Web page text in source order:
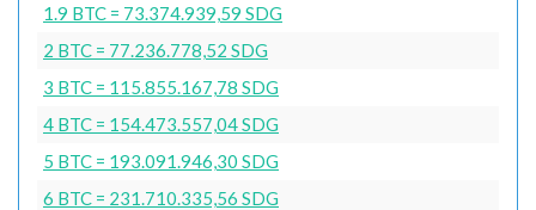
1.9 BTC = 73.374.939,59 SDG
2 BTC = 77.236.778,52 SDG
3 BTC = 115.855.167,78 SDG
4 BTC = 154.473.557,04 SDG
5 BTC = 193.091.946,30 SDG
6 BTC = 231.710.335,56 SDG